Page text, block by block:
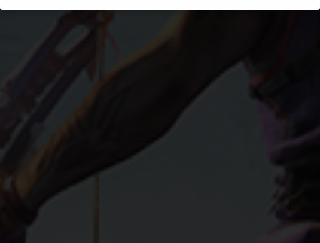
Wir verwenden Cookies
Wenn Sie unter 16 Jahre alt sind und Ihre Zustimmung zu
freiwilligen Diensten geben möchten, müssen Sie Ihre
Erziehungsberechtigten um Erlaubnis bitten.
Wir verwenden Cookies und andere Technologien auf
unserer Website. Einige von ihnen sind essenziell, während
andere uns helfen, diese Website und Ihre Erfahrung zu
verbessern.
Weitere Informationen über die Verwendung
Ihrer Daten finden Sie in unserer
Bitte beachten Sie, dass aufgrund individueller
Einstellungen möglicherweise nicht alle Funktionen der
Website zur Verfügung stehen.
Cookies. Sie können Ihre Einwilligung zu ganzen Kategorien